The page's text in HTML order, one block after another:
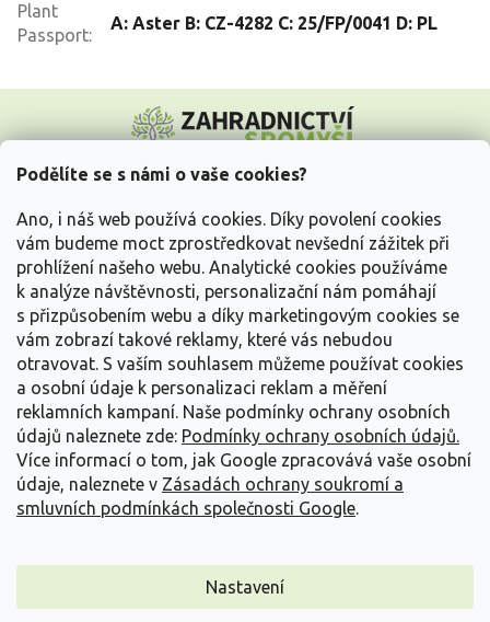
Podělíte se s námi o vaše cookies?
Ano, i náš web používá cookies. Díky povolení cookies
vám budeme moct zprostředkovat nevšední zážitek při
prohlížení našeho webu. Analytické cookies používáme
k analýze návštěvnosti, personalizační nám pomáhají
s přizpůsobením webu a díky marketingovým cookies se
vám zobrazí takové reklamy, které vás nebudou
otravovat. S vaším souhlasem můžeme používat cookies
a osobní údaje k personalizaci reklam a měření
reklamních kampaní. Naše podmínky ochrany osobních
údajů naleznete zde: Podmínky ochrany osobních údajů.
Více informací o tom, jak Google zpracovává vaše osobní
údaje, naleznete v Zásadách ochrany soukromí a
smluvních podmínkách společnosti Google.
Nastavení
Plant
Passport:
A: Aster B: CZ-4282 C: 25/FP/0041 D: PL
p
Vše o nákupu
Informace pro Vás
Kontakujte nás
Vytvořil Shoptet